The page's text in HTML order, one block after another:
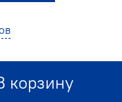
корзину